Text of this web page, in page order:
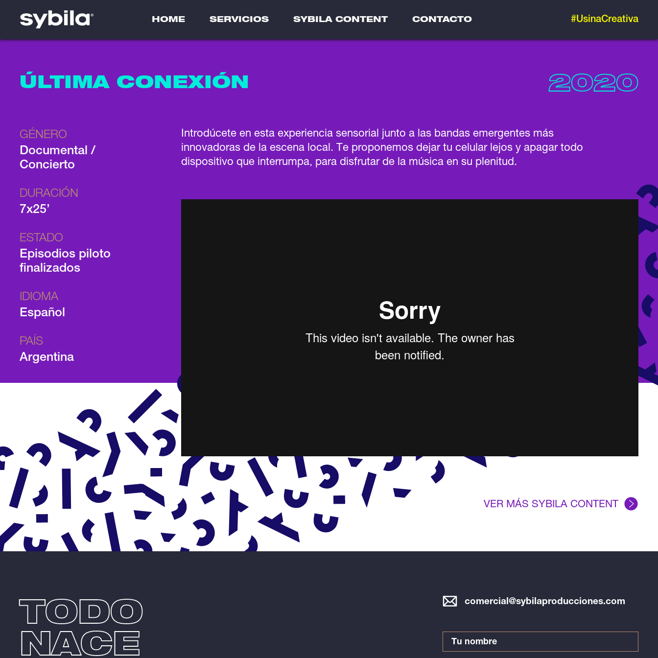
HOME SERVICIOS SYBILA CONTENT CONTACTO #UsinaCreativa
ÚLTIMA CONEXIÓN 2020
GÉNERO
Documental /
Concierto
DURACIÓN
7x25’
ESTADO
Episodios piloto
finalizados
IDIOMA
Español
PAÍS
Argentina
Introdúcete en esta experiencia sensorial junto a las bandas emergentes más
innovadoras de la escena local. Te proponemos dejar tu celular lejos y apagar todo
dispositivo que interrumpa, para disfrutar de la música en su plenitud.
VER MÁS SYBILA CONTENT
TODO
NACE
comercial@sybilaproducciones.com